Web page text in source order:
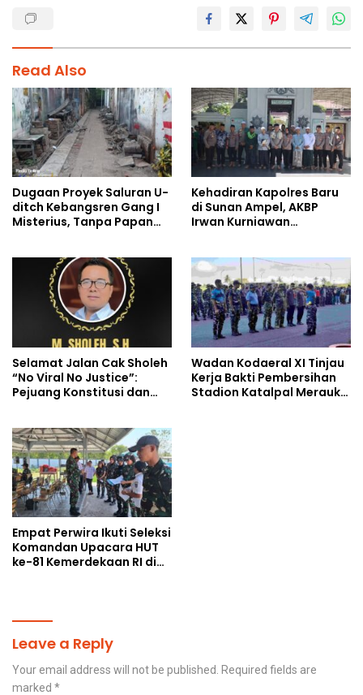
Read Also
Dugaan Proyek Saluran U-
ditch Kebangsren Gang I
Misterius, Tanpa Papan
Kehadiran Kapolres Baru
di Sunan Ampel, AKBP
Irwan Kurniawan
Selamat Jalan Cak Sholeh
“No Viral No Justice”:
Pejuang Konstitusi dan
Wadan Kodaeral XI Tinjau
Kerja Bakti Pembersihan
Stadion Katalpal Merauke,
Empat Perwira Ikuti Seleksi
Komandan Upacara HUT
ke-81 Kemerdekaan RI di
Leave a Reply
Your email address will not be published.
Required fields are
marked *